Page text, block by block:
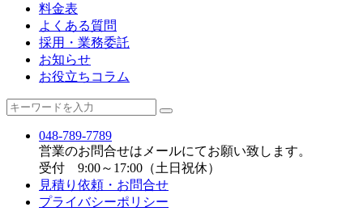
料金表
よくある質問
採用・業務委託
お知らせ
お役立ちコラム
048-789-7789
営業のお問合せはメールにてお願い致します。
受付 9:00～17:00（土日祝休）
見積り依頼・お問合せ
プライバシーポリシー